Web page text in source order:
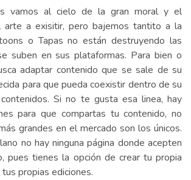
vamos al cielo de la gran moral y el
arte a exisitir, pero bajemos tantito a la
o Tapas no están destruyendo las
suben en sus plataformas. Para bien o
adaptar contenido que se sale de su
para que pueda coexistir dentro de su
Si no te gusta esa linea, hay
para que compartas tu contenido, no
grandes en el mercado son los únicos.
no hay ninguna página donde acepten
pues tienes la opción de crear tu propia
propias ediciones.